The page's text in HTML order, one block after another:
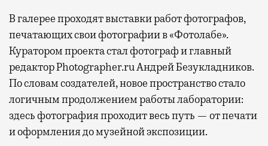
В галерее проходят выставки работ фотографов,
печатающих свои фотографии в «Фотолабе».
Куратором проекта стал фотограф и главный
редактор Photographer.ru Андрей Безукладников.
По словам создателей, новое пространство стало
логичным продолжением работы лаборатории:
здесь фотография проходит весь путь — от печати
и оформления до музейной экспозиции.